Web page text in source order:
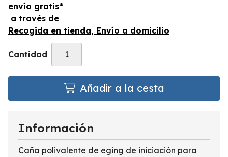
envío gratis*
a través de
Recogida en tienda, Envío a domicilio
Cantidad
Añadir a la cesta
Información
Caña polivalente de eging de iniciación para